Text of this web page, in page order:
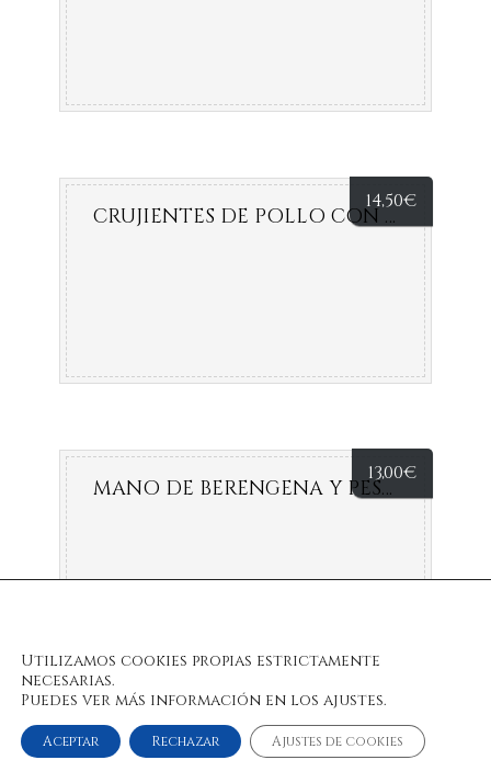
14,50€
CRUJIENTES DE POLLO CON ALIOLI
13,00€
MANO DE BERENGENA Y PESTO CASERO
Utilizamos cookies propias estrictamente
necesarias.
Puedes ver más información en los ajustes.
Aceptar Rechazar Ajustes de cookies